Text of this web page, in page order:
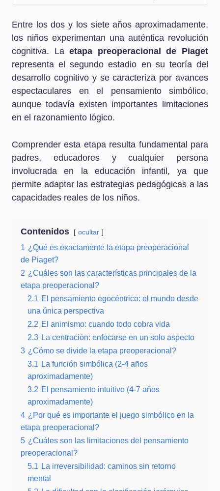
Entre los dos y los siete años aproximadamente,
los niños experimentan una auténtica revolución
cognitiva. Laetapa preoperacional de Piaget
representa el segundo estadio en su teoría del
desarrollo cognitivo y se caracteriza por avances
espectaculares en el pensamiento simbólico,
aunque todavía existen importantes limitaciones
en el razonamiento lógico.
Comprender esta etapa resulta fundamental para
padres, educadores y cualquier persona
involucrada en la educación infantil, ya que
permite adaptar las estrategias pedagógicas a las
capacidades reales de los niños.
Contenidos ocultar
1 ¿Qué es exactamente la etapa preoperacional
de Piaget?
2 ¿Cuáles son las características principales de la
etapa preoperacional?
2.1 El pensamiento egocéntrico: el mundo desde
una única perspectiva
2.2 El animismo: cuando todo cobra vida
2.3 La centración: enfocarse en un solo aspecto
3 ¿Cómo se divide la etapa preoperacional?
3.1 La función simbólica (2-4 años
aproximadamente)
3.2 El pensamiento intuitivo (4-7 años
aproximadamente)
4 ¿Por qué es importante el juego simbólico en la
etapa preoperacional?
5 ¿Cuáles son las limitaciones del pensamiento
preoperacional?
5.1 La irreversibilidad: caminos sin retorno
mental